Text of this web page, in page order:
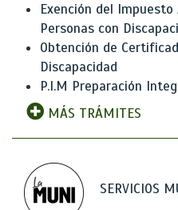
Exención del
Personas con
Obtención de
Discapacidad
P.I.M Preparación
MÁS TRÁMITES
SERVICIOS